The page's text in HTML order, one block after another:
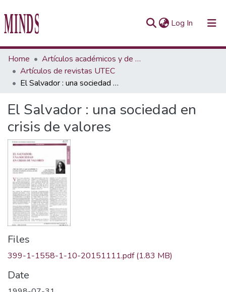
Log In (current)
Communities & Collections
All of Repository UTEC
Home
Artículos académicos y de opinión
Artículos de revistas UTEC
El Salvador : una sociedad en crisis de valores
El Salvador : una sociedad en
crisis de valores
Files
399-1-1558-1-10-20151111.pdf(1.83 MB)
Date